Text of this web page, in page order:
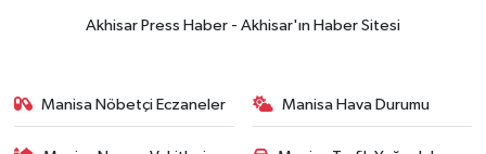
Akhisar Press Haber - Akhisar'ın Haber Sitesi
Manisa Nöbetçi Eczaneler Manisa Hava Durumu